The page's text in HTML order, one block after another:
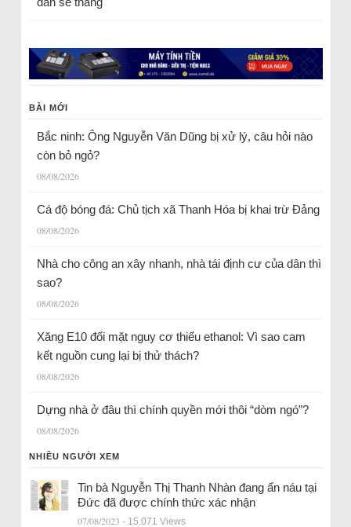
BÀI MỚI
Bắc ninh: Ông Nguyễn Văn Dũng bị xử lý, câu hỏi nào
còn bỏ ngỏ?
08/08/2026
Cá độ bóng đá: Chủ tịch xã Thanh Hóa bị khai trừ Đảng
08/08/2026
Nhà cho công an xây nhanh, nhà tái định cư của dân thì
sao?
08/08/2026
Xăng E10 đối mặt nguy cơ thiếu ethanol: Vì sao cam
kết nguồn cung lại bị thử thách?
08/08/2026
Dựng nhà ở đâu thì chính quyền mới thôi “dòm ngó”?
08/08/2026
NHIỀU NGƯỜI XEM
Tin bà Nguyễn Thị Thanh Nhàn đang ẩn náu tại
Đức đã được chính thức xác nhận
07/08/2023 - 15.071 Views